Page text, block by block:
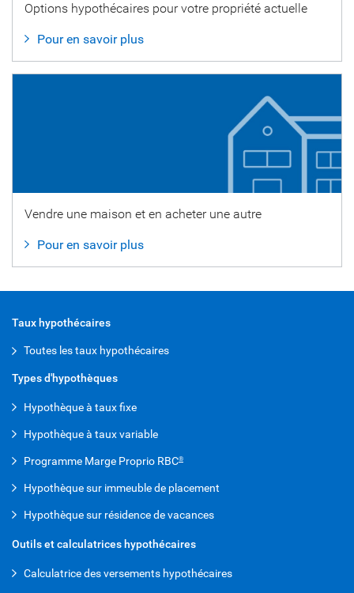
Options hypothécaires pour votre propriété actuelle
Pour en savoir plus
Vendre une maison et en acheter une autre
Pour en savoir plus
Taux hypothécaires
Toutes les taux hypothécaires
Types d'hypothèques
Hypothèque à taux fixe
Hypothèque à taux variable
Programme Marge Proprio RBC®
Hypothèque sur immeuble de placement
Hypothèque sur résidence de vacances
Outils et calculatrices hypothécaires
Calculatrice des versements hypothécaires